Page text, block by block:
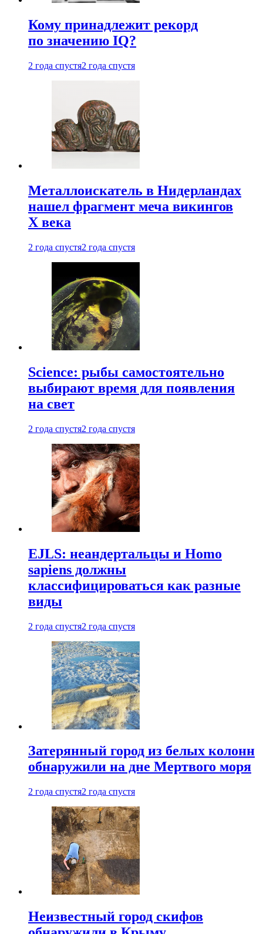
Кому принадлежит рекорд
по значению IQ?
2 года спустя2 года спустя
Металлоискатель в Нидерландах
нашел фрагмент меча викингов
X века
2 года спустя2 года спустя
Science: рыбы самостоятельно
выбирают время для появления
на свет
2 года спустя2 года спустя
EJLS: неандертальцы и Homo
sapiens должны
классифицироваться как разные
виды
2 года спустя2 года спустя
Затерянный город из белых колонн
обнаружили на дне Мертвого моря
2 года спустя2 года спустя
Неизвестный город скифов